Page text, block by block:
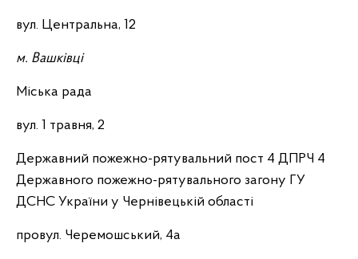
вул. Центральна, 12
м. Вашківці
Міська рада
вул. 1 травня, 2
Державний пожежно-рятувальний пост 4 ДПРЧ 4
Державного пожежно-рятувального загону ГУ
ДСНС України у Чернівецькій області
провул. Черемошський, 4а